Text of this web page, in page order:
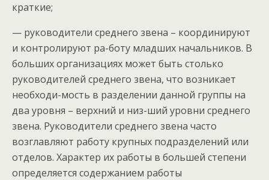
краткие;
— руководители среднего звена – координируют
и контролируют ра-боту младших начальников. В
больших организациях может быть столько
руководителей среднего звена, что возникает
необходи-мость в разделении данной группы на
два уровня – верхний и низ-ший уровни среднего
звена. Руководители среднего звена часто
возглавляют работу крупных подразделений или
отделов. Характер их работы в большей степени
определяется содержанием работы